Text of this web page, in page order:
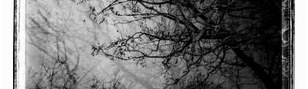
EXTRA
CODICI RUBRICHE LIBRI PROCEEDINGS PUBBLICITÀ CONTATTI